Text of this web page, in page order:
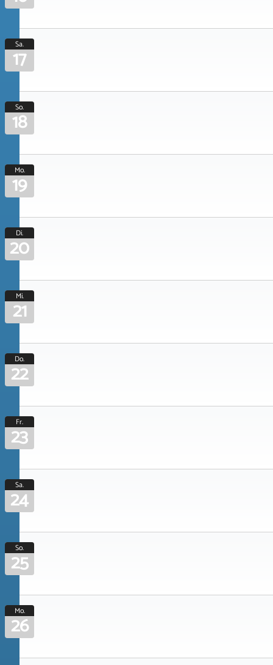
Sa.
17
So.
18
Mo.
19
Di.
20
Mi.
21
Do.
22
Fr.
23
Sa.
24
So.
25
Mo.
26